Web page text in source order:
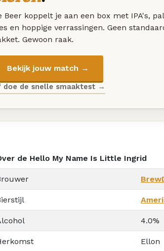
Beer koppelt je aan een box met IPA's,
en hoppige verrassingen. Geen
Gewoon raak.
Bekijk jouw match →
doe de snelle smaaktest →
de Hello My Name Is Little Ingrid
4.0%
Ellon